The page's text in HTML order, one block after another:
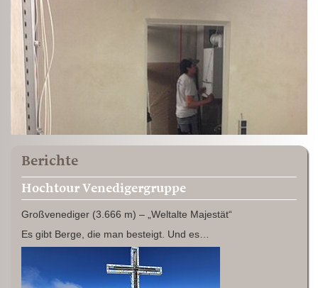
Berichte
Hochtour Venedigergruppe
Großvenediger (3.666 m) – „Weltalte Majestät“
Es gibt Berge, die man besteigt. Und es…